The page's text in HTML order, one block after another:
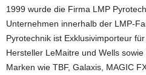
1999 wurde die Firma LMP
Unternehmen innerhalb der LMP-
Pyrotechnik ist Exklusivimporteur
Hersteller LeMaitre und Wells
Marken wie TBF, Galaxis, MAGIC